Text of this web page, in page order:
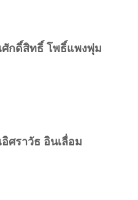
กดิ์สิทธิ์ โพธิ์แพงพุ่ม
ศราวัธ อินเลื่อม